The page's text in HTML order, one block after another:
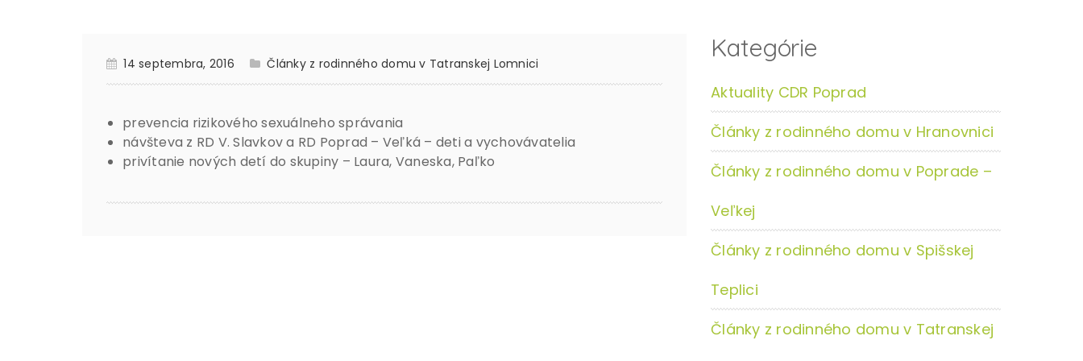
14 septembra, 2016 Články z rodinného domu v Tatranskej Lomnici
prevencia rizikového sexuálneho správania
návšteva z RD V. Slavkov a RD Poprad – Veľká – deti a vychovávatelia
privítanie nových detí do skupiny – Laura, Vaneska, Paľko
Kategórie
Aktuality CDR Poprad
Články z rodinného domu v Hranovnici
Články z rodinného domu v Poprade –
Veľkej
Články z rodinného domu v Spišskej
Teplici
Články z rodinného domu v Tatranskej